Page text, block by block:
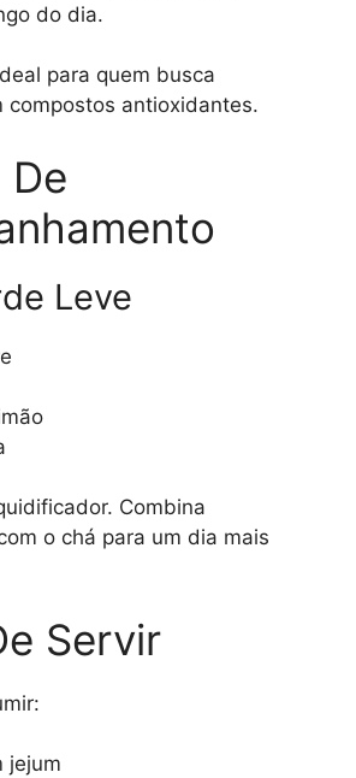
do dia.
para quem busca
compostos antioxidantes.
De
Leve
Combina
o chá para um dia mais
Servir
jejum